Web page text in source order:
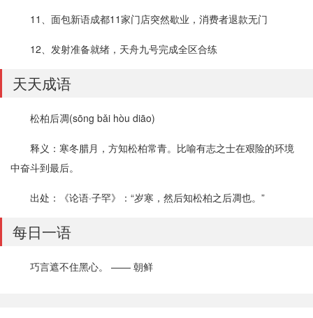
11、面包新语成都11家门店突然歇业，消费者退款无门
12、发射准备就绪，天舟九号完成全区合练
天天成语
松柏后凋(sōng bǎi hòu diāo)
释义：寒冬腊月，方知松柏常青。比喻有志之士在艰险的环境
中奋斗到最后。
出处：《论语·子罕》：“岁寒，然后知松柏之后凋也。”
每日一语
巧言遮不住黑心。 —— 朝鲜